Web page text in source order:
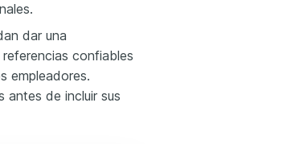
dar una
confiables
empleadores.
antes de incluir sus